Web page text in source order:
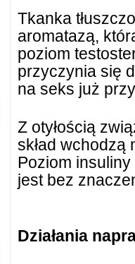
Tkanka
aromatazą,
poziom
przyczynia się
na seks już
Z otyłością
skład wchodzą
Poziom
jest bez
Działania